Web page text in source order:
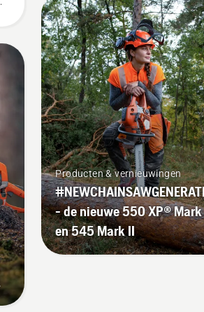
Producten & vernieuwingen
- de nieuwe 550 XP®
en 545 Mark II